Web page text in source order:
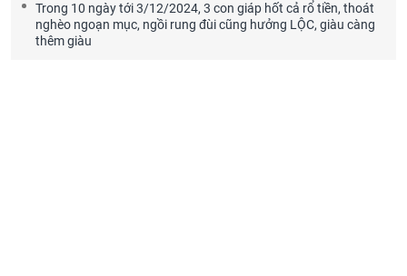
Trong 10 ngày tới 3/12/2024, 3 con giáp hốt cả rổ tiền, thoát
nghèo ngoạn mục, ngồi rung đùi cũng hưởng LỘC, giàu càng
thêm giàu